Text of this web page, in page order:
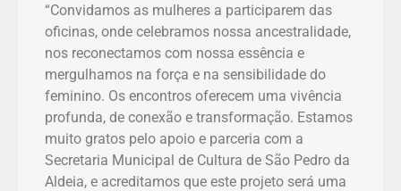
“Convidamos as mulheres a participarem das
oficinas, onde celebramos nossa ancestralidade,
nos reconectamos com nossa essência e
mergulhamos na força e na sensibilidade do
feminino. Os encontros oferecem uma vivência
profunda, de conexão e transformação. Estamos
muito gratos pelo apoio e parceria com a
Secretaria Municipal de Cultura de São Pedro da
Aldeia, e acreditamos que este projeto será uma